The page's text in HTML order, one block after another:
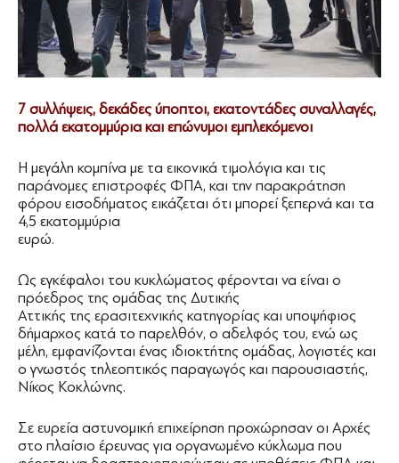
7 συλλήψεις, δεκάδες ύποπτοι, εκατοντάδες συναλλαγές,
πολλά εκατομμύρια και επώνυμοι εμπλεκόμενοι
Η μεγάλη κομπίνα με τα εικονικά τιμολόγια και τις
παράνομες επιστροφές ΦΠΑ, και την παρακράτηση
φόρου εισοδήματος εικάζεται ότι μπορεί ξεπερνά και τα
4,5 εκατομμύρια
ευρώ.
Ως εγκέφαλοι του κυκλώματος φέρονται να είναι ο
πρόεδρος της ομάδας της Δυτικής
Αττικής της ερασιτεχνικής κατηγορίας και υποψήφιος
δήμαρχος κατά το παρελθόν, ο αδελφός του, ενώ ως
μέλη, εμφανίζονται ένας ιδιοκτήτης ομάδας, λογιστές και
ο γνωστός τηλεοπτικός παραγωγός και παρουσιαστής,
Νίκος Κοκλώνης.
Σε ευρεία αστυνομική επιχείρηση προχώρησαν οι Αρχές
στο πλαίσιο έρευνας για οργανωμένο κύκλωμα που